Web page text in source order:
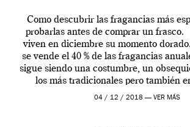
Como descubrir las fragancias más
probarlas antes de comprar un
viven en diciembre su momento
se vende el 40 % de las fragancias
sigue siendo una costumbre, un
los más tradicionales pero también
modernos. Estos días ha
04 / 12 / 2018 — VER MÁS